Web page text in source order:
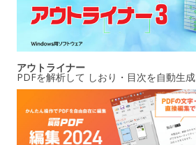
アウトライナー
PDFを解析して しおり・目次を自動生成